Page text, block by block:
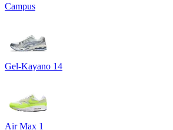
Campus
Gel-Kayano 14
Air Max 1